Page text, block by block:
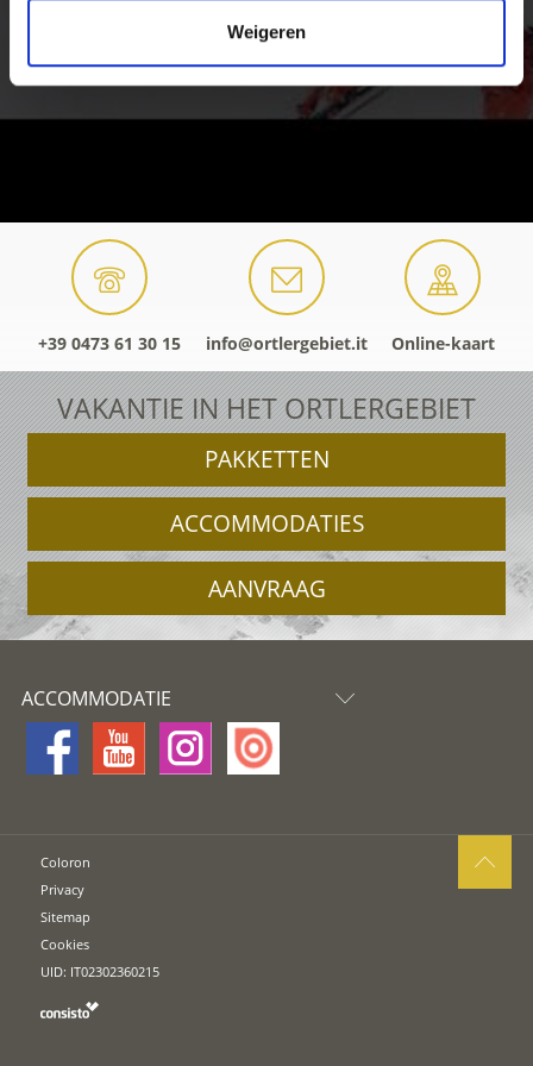
Weigeren
+39 0473 61 30 15 info@ortlergebiet.it Online-kaart
VAKANTIE IN HET ORTLERGEBIET
PAKKETTEN
ACCOMMODATIES
AANVRAAG
ACCOMMODATIE
Coloron
Privacy
Sitemap
Cookies
UID: IT02302360215